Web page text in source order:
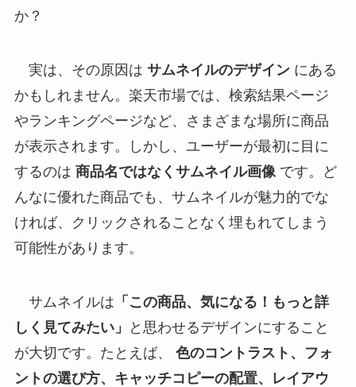
か？
実は、その原因は サムネイルのデザインにある
かもしれません。楽天市場では、検索結果ページ
やランキングページなど、さまざまな場所に商品
が表示されます。しかし、ユーザーが最初に目に
するのは 商品名ではなくサムネイル画像です。ど
んなに優れた商品でも、サムネイルが魅力的でな
ければ、クリックされることなく埋もれてしまう
可能性があります。
サムネイルは 「この商品、気になる！もっと詳
しく見てみたい」
と思わせるデザインにすること
が大切です。たとえば、 色のコントラスト、フォ
ントの選び方、キャッチコピーの配置、レイアウ